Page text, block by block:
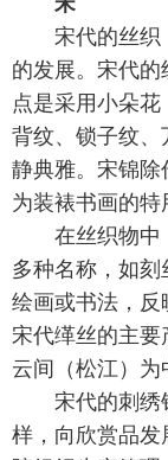
宋代的丝织
的发展。宋代
点是采用小朵
背纹、锁子纹
静典雅。宋锦
为装裱书画的特
在丝织物中
多种名称，如
绘画或书法，反
宋代缂丝的主
云间（松江）为
宋代的刺绣
样，向欣赏品